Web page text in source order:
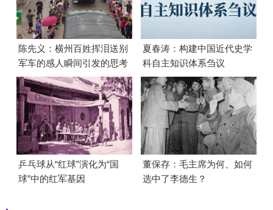
陈先义：横州百姓挥泪送别
军车的感人瞬间引发的思考
夏春涛：构建中国近代史学
科自主知识体系刍议
乒乓球从“红球”演化为“国
球”中的红军基因
董保存：毛主席为何、如何
选中了李德生？